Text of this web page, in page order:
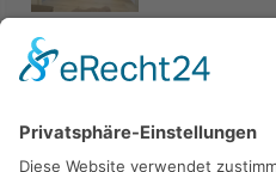
Haus
285.000 €